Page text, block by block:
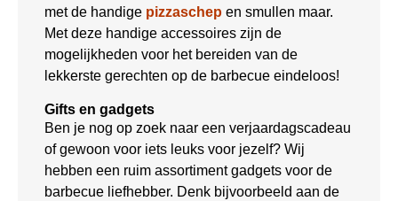
met de handige pizzaschep en smullen maar.
Met deze handige accessoires zijn de
mogelijkheden voor het bereiden van de
lekkerste gerechten op de barbecue eindeloos!
Gifts en gadgets
Ben je nog op zoek naar een verjaardagscadeau
of gewoon voor iets leuks voor jezelf? Wij
hebben een ruim assortiment gadgets voor de
barbecue liefhebber. Denk bijvoorbeeld aan de